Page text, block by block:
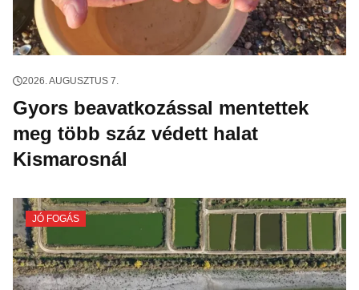
2026. AUGUSZTUS 7.
Gyors beavatkozással mentettek
meg több száz védett halat
Kismarosnál
JÓ FOGÁS